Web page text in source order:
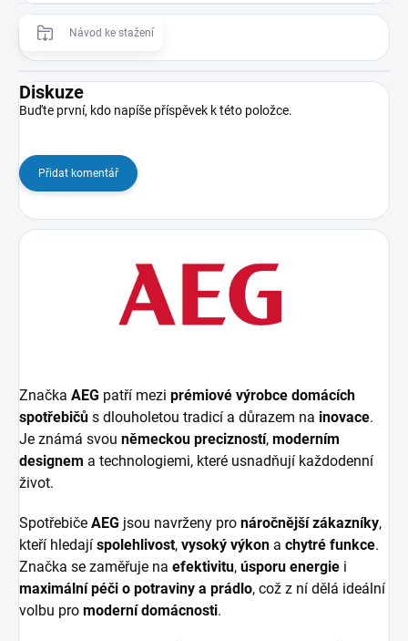
Návod ke stažení
Diskuze
Buďte první, kdo napíše příspěvek k této položce.
Přidat komentář
Značka AEG patří mezi prémiové výrobce domácích
spotřebičů s dlouholetou tradicí a důrazem na inovace.
Je známá svou německou precizností, moderním
designem a technologiemi, které usnadňují každodenní
život.
Spotřebiče AEG jsou navrženy pro náročnější zákazníky,
kteří hledají spolehlivost, vysoký výkon a chytré funkce.
Značka se zaměřuje na efektivitu, úsporu energie i
maximální péči o potraviny a prádlo, což z ní dělá ideální
volbu pro moderní domácnosti.